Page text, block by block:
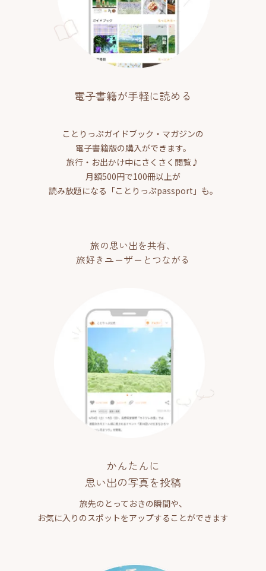
電子書籍が手軽に読める
ことりっぷガイドブック・マガジンの
電子書籍版の購入ができます。
旅行・お出かけ中にさくさく閲覧♪
月額500円で100冊以上が
読み放題になる「ことりっぷpassport」も。
旅の思い出を共有、
旅好きユーザーとつながる
かんたんに
思い出の写真を投稿
旅先のとっておきの瞬間や、
お気に入りのスポットをアップすることができます